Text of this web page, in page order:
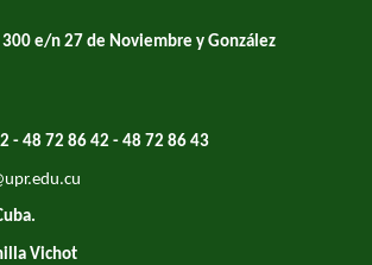
e/n 27 de Noviembre y González
- 48 72 86 42 - 48 72 86 43
Vichot